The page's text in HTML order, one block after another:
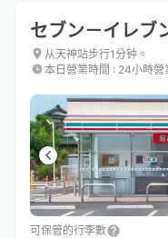
セブン－イレブ
从天神站步行1分钟。
本日營業時間 : 24小時營
可保管的行李數